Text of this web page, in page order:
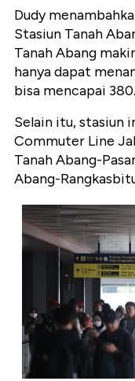
Dudy
Stasiun Tanah
Tanah Abang
hanya dapat
bisa mencapai
Selain itu, stasiun
Commuter Line
Tanah Abang-
Abang-